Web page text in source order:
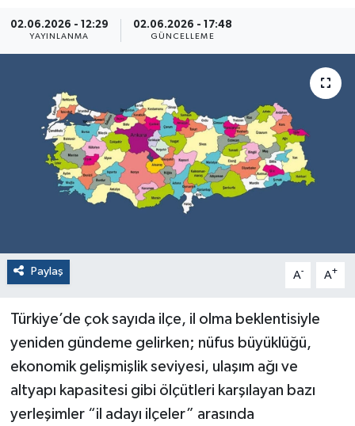
02.06.2026 - 12:29
YAYINLANMA
02.06.2026 - 17:48
GÜNCELLEME
Paylaş A- A+
Türkiye’de çok sayıda ilçe, il olma beklentisiyle
yeniden gündeme gelirken; nüfus büyüklüğü,
ekonomik gelişmişlik seviyesi, ulaşım ağı ve
altyapı kapasitesi gibi ölçütleri karşılayan bazı
yerleşimler “il adayı ilçeler” arasında
Egemax TV